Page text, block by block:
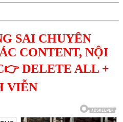
SAI CHUYÊN
CONTENT, NỘI
DELETE ALL +
VIỄN